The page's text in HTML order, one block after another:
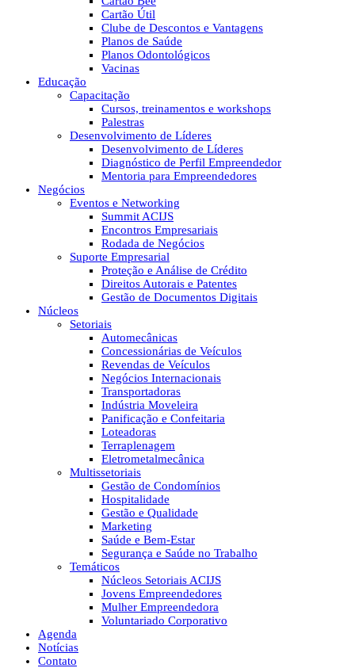
Cartão Útil
Clube de Descontos e Vantagens
Planos de Saúde
Planos Odontológicos
Vacinas
Educação
Capacitação
Cursos, treinamentos e workshops
Palestras
Desenvolvimento de Líderes
Desenvolvimento de Líderes
Diagnóstico de Perfil Empreendedor
Mentoria para Empreendedores
Negócios
Eventos e Networking
Summit ACIJS
Encontros Empresariais
Rodada de Negócios
Suporte Empresarial
Proteção e Análise de Crédito
Direitos Autorais e Patentes
Gestão de Documentos Digitais
Núcleos
Setoriais
Automecânicas
Concessionárias de Veículos
Revendas de Veículos
Negócios Internacionais
Transportadoras
Indústria Moveleira
Panificação e Confeitaria
Loteadoras
Terraplenagem
Eletrometalmecânica
Multissetoriais
Gestão de Condomínios
Hospitalidade
Gestão e Qualidade
Marketing
Saúde e Bem-Estar
Segurança e Saúde no Trabalho
Temáticos
Núcleos Setoriais ACIJS
Jovens Empreendedores
Mulher Empreendedora
Voluntariado Corporativo
Agenda
Notícias
Contato